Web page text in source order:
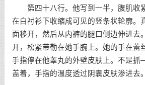
第四十八行。他写到一半，腹肌收
在白衬衫下收缩成可见的竖条状轮廓。
面移开，然后从内裤的腿口侧边伸进去
开，松紧带勒在她手腕上。她的手在蕾
手指停在他睾丸的外壁皮肤上。不是
盖着，手指的温度透过阴囊皮肤渗进去。